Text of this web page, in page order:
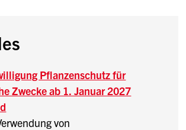
Pflanzenschutz für
Zwecke ab 1. Januar 2027
von